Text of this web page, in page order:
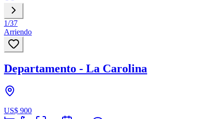
1/37
Arriendo
Departamento - La Carolina
US$ 900